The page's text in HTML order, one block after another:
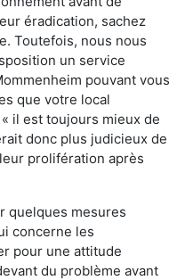
éradication, sachez
Toutefois, nous nous
un service
pouvant vous
que votre local
il est toujours mieux de
donc plus judicieux de
prolifération après
quelques mesures
concerne les
pour une attitude
du problème avant